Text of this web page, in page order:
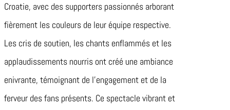
Croatie, avec des supporters passionnés arborant
fièrement les couleurs de leur équipe respective.
Les cris de soutien, les chants enflammés et les
applaudissements nourris ont créé une ambiance
enivrante, témoignant de l’engagement et de la
ferveur des fans présents. Ce spectacle vibrant et